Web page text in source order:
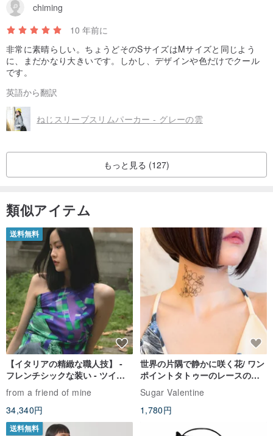
chiming
10 年前に
非常に素晴らしい。ちょうどそのSサイズはMサイズと同じよう
に、まだかなり大きいです。しかし、デザインや色だけでクール
です。
英語から翻訳
ねじスリーブスリムパーカー - グレーの雲
もっと見る (127)
類似アイテム
送料無料
【イタリアの精緻な職人技】 -
フレンチシックな装い - ツイル
プリントシルクスカーフトップ
ス
from a friend of mine
34,340円
世界の片隅で静かに咲く花/ ワン
ポイントタトゥーのレースのチ
ョーカー SV649
Sugar Valentine
1,780円
送料無料